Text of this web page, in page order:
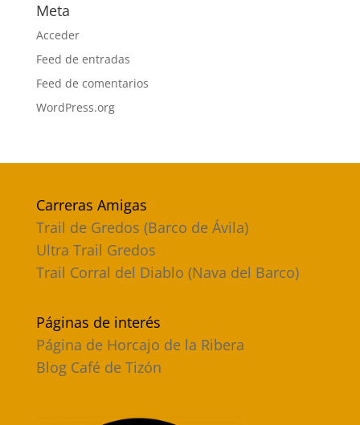
Meta
Acceder
Feed de entradas
Feed de comentarios
WordPress.org
Carreras Amigas
Trail de Gredos (Barco de Ávila)
Ultra Trail Gredos
Trail Corral del Diablo (Nava del Barco)
Páginas de interés
Página de Horcajo de la Ribera
Blog Café de Tizón